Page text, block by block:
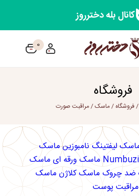
کانال بله دخترروز
0
فروشگاه
/فروشگاه /ماسک/مراقبت صورت